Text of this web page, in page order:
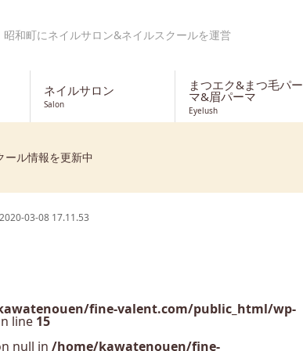
昭和町にネイルサロン&ネイルスクールを運営
ネイルサロン
Salon
まつエク&まつ毛パー
マ&眉パーマ
Eyelush
ール情報を更新中
03-08 17.11.53
fine-valent.com/public_html/wp-
line 15
null in /home/kawatenouen/fine-